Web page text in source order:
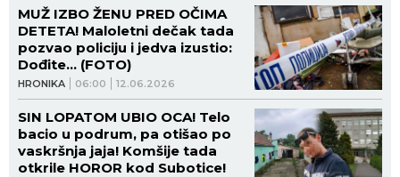
HRONIKA 06:00 12.06.2026
MUŽ IZBO ŽENU PRED OČIMA
DETETA! Maloletni dečak tada
pozvao policiju i jedva izustio:
Dođite... (FOTO)
SIN LOPATOM UBIO OCA! Telo
bacio u podrum, pa otišao po
vaskršnja jaja! Komšije tada
otkrile HOROR kod Subotice!